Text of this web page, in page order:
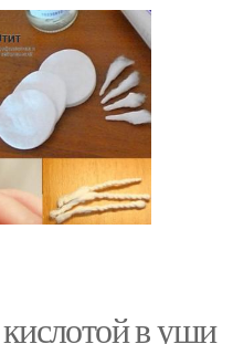
в уши